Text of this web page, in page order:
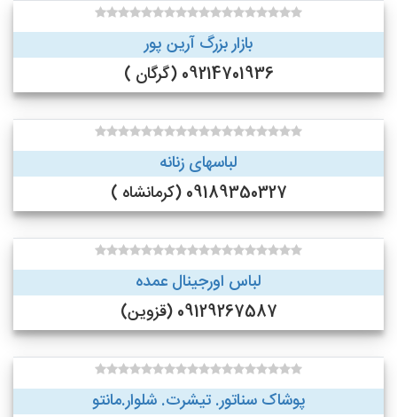
بازار بزرگ آرین پور
09214701936 (گرگان )
لباسهای زنانه
09189350327 (کرمانشاه )
لباس اورجینال عمده
09129267587 (قزوین)
پوشاک سناتور. تیشرت. شلوار.مانتو